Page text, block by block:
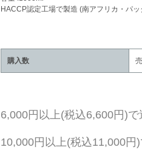
HACCP認定工場で製造 (南アフリカ・パ
購入数
6,000円以上(税込6,600円)で
10,000円以上(税込11,000円